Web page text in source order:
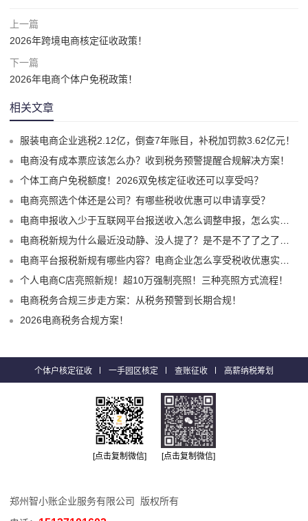
上一篇
2026年跨境电商核定征收政策！
下一篇
2026年电商个体户免税政策！
相关文章
服装电商企业逃税2.12亿，倒查7年账目，补税加罚款3.62亿元！
电商没有成本票应该怎么办？收到税务预警提醒合规解决方案！
个体工商户免税额度！2026双免核定征收还可以享受吗？
电商亮照选个体还是公司？有哪些税收优惠可以申请享受？
电商申报收入少于互联网平台报送收入怎么调整申报，怎么实现合规申报享受税收优惠！
电商税新规为什么最近没动静、没人提了？是不是不了了之了嘛？
电商平台报税新规有哪些内容？电商企业怎么享受税收优惠实现税务合规？
个人电商C店亮照新规！超10万强制亮照！三种亮照方式流程！
电商税务合规三步走方案：从税务预警到长期合规！
2026电商税务合规方案！
个体户核定征收 一手园区核定 查账征收 高薪纳税筹划
[点击复制微信] [点击复制微信]
郑州智小账企业服务有限公司 版权所有